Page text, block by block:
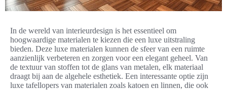
In de wereld van interieurdesign is het essentieel om
hoogwaardige materialen te kiezen die een luxe uitstraling
bieden. Deze luxe materialen kunnen de sfeer van een ruimte
aanzienlijk verbeteren en zorgen voor een elegant geheel. Van
de textuur van stoffen tot de glans van metalen, elk materiaal
draagt bij aan de algehele esthetiek. Een interessante optie zijn
luxe tafellopers van materialen zoals katoen en linnen, die ook